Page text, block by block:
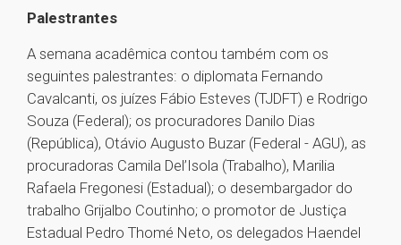
Palestrantes
A semana acadêmica contou também com os
seguintes palestrantes: o diplomata Fernando
Cavalcanti, os juízes Fábio Esteves (TJDFT) e Rodrigo
Souza (Federal); os procuradores Danilo Dias
(República), Otávio Augusto Buzar (Federal - AGU), as
procuradoras Camila Del’Isola (Trabalho), Marilia
Rafaela Fregonesi (Estadual); o desembargador do
trabalho Grijalbo Coutinho; o promotor de Justiça
Estadual Pedro Thomé Neto, os delegados Haendel